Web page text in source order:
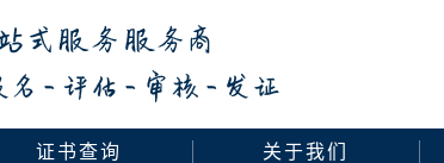
证书查询 关于我们